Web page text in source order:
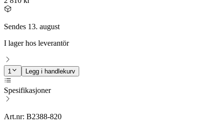
Sendes 13. august
I lager hos leverantör
1 Legg i handlekurv
Spesifikasjoner
Art.nr: B2388-820